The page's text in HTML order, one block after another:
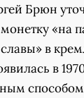
Брюн
монетку «на
в
в